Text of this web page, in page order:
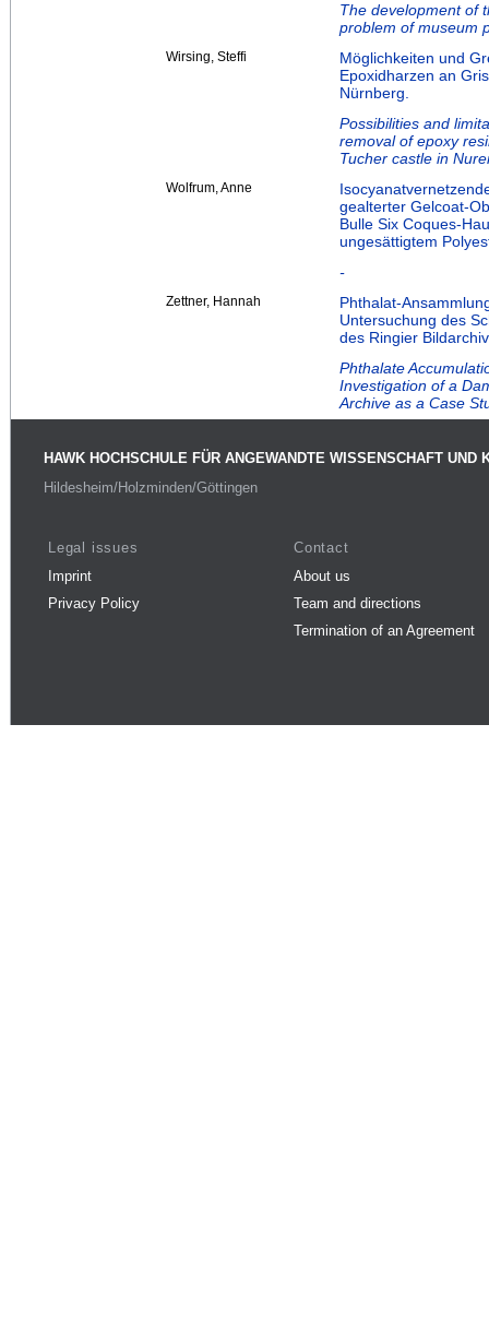
The development of
problem of museum
Wirsing, Steffi
Möglichkeiten und
Epoxidharzen an
Nürnberg.
Possibilities and
removal of epoxy
Tucher castle in
Wolfrum, Anne
gealterter Gelcoat-
Bulle Six Coques-
ungesättigtem
-
Zettner, Hannah
Phthalat-
Untersuchung des
des Ringier
Phthalate
Investigation of a
Archive as a Case
HAWK HOCHSCHULE FÜR ANGEWANDTE WISSENSCHAFT UND
Hildesheim/Holzminden/Göttingen
Legal issues
Imprint
Privacy Policy
Contact
About us
Team and directions
Termination of an Agreement